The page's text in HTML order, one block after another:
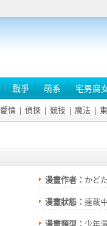
戰爭 萌系 宅男腐
愛情 偵探 競技 魔法
漫畫作者： かど
漫畫狀態： 連載
漫畫類型： 少年